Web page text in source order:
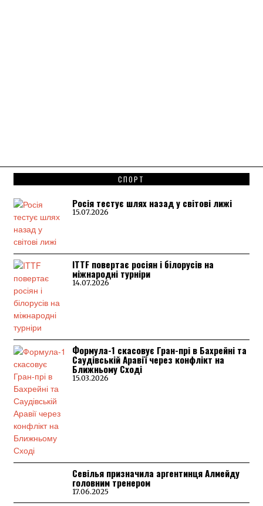
СПОРТ
Росія тестує шлях назад у світові лижі
15.07.2026
ITTF повертає росіян і білорусів на
міжнародні турніри
14.07.2026
Формула-1 скасовує Гран-прі в Бахрейні та
Саудівській Аравії через конфлікт на
Ближньому Сході
15.03.2026
Севілья призначила аргентинця Алмейду
головним тренером
17.06.2025